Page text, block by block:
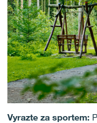
Vyrazte za sportem: